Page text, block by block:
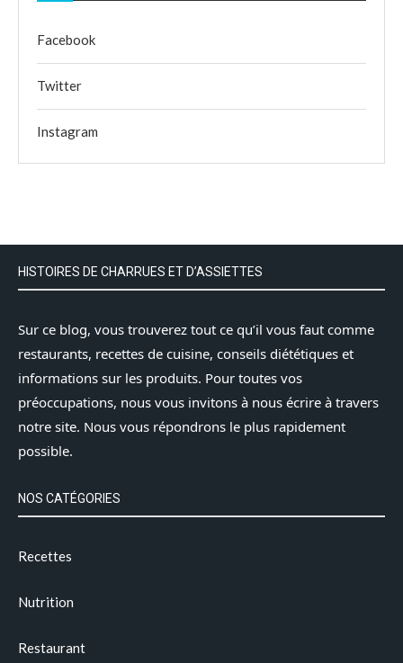
Facebook
Twitter
Instagram
HISTOIRES DE CHARRUES ET D’ASSIETTES
Sur ce blog, vous trouverez tout ce qu’il vous faut comme
restaurants, recettes de cuisine, conseils diététiques et
informations sur les produits. Pour toutes vos
préoccupations, nous vous invitons à nous écrire à travers
notre site. Nous vous répondrons le plus rapidement
possible.
NOS CATÉGORIES
Recettes
Nutrition
Restaurant